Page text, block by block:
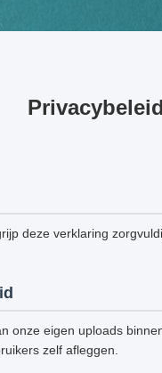
Privacybeleid
deze verklaring
onze eigen uploads
zelf afleggen.